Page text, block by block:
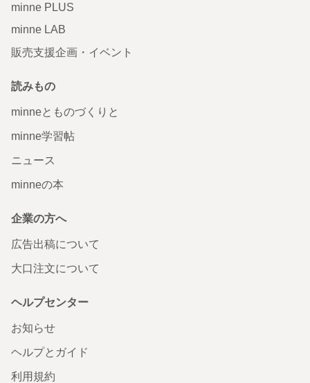
minne PLUS
minne LAB
販売支援企画・イベント
読みもの
minneとものづくりと
minne学習帖
ニュース
minneの本
企業の方へ
広告出稿について
大口注文について
ヘルプセンター
お知らせ
ヘルプとガイド
利用規約